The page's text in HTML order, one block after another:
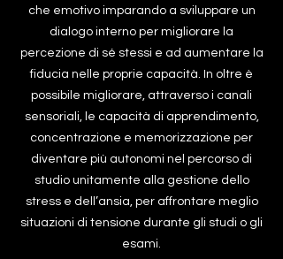
che emotivo imparando a sviluppare un
dialogo interno per migliorare la
percezione di sé stessi e ad aumentare la
fiducia nelle proprie capacità. In oltre è
possibile migliorare, attraverso i canali
sensoriali, le capacità di apprendimento,
concentrazione e memorizzazione per
diventare più autonomi nel percorso di
studio unitamente alla gestione dello
stress e dell’ansia, per affrontare meglio
situazioni di tensione durante gli studi o gli
esami.